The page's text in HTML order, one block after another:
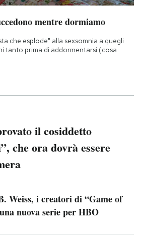
mentre dormiamo
che esplode" alla sexsomnia a quegli
tanto prima di addormentarsi (cosa
il cosiddetto
che ora dovrà essere
Weiss, i creatori di “Game of
nuova serie per HBO